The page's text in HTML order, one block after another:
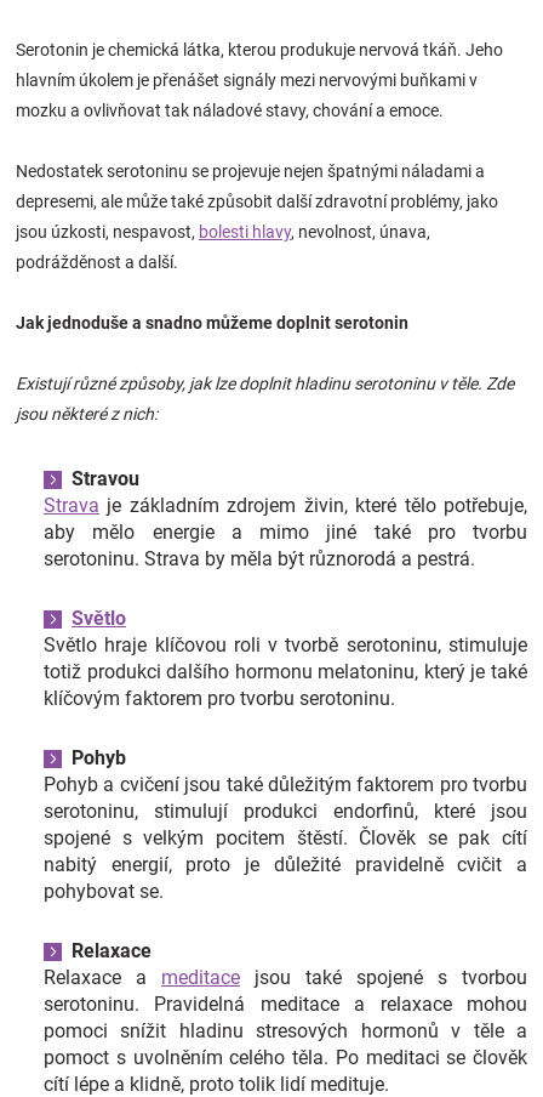
Blog
Hračkářství
Serotonin je chemická látka, kterou produkuje nervová tkáň. Jeho
hlavním úkolem je přenášet signály mezi nervovými buňkami v
mozku a ovlivňovat tak náladové stavy, chování a emoce.
Nedostatek serotoninu se projevuje nejen špatnými náladami a
depresemi, ale může také způsobit další zdravotní problémy, jako
jsou úzkosti, nespavost, bolesti hlavy, nevolnost, únava,
podrážděnost a další.
Jak jednoduše a snadno můžeme doplnit serotonin
Existují různé způsoby, jak lze doplnit hladinu serotoninu v těle. Zde
jsou některé z nich:
Stravou
Strava je základním zdrojem živin, které tělo potřebuje,
aby mělo energie a mimo jiné také pro tvorbu
serotoninu. Strava by měla být různorodá a pestrá.
Světlo
Světlo hraje klíčovou roli v tvorbě serotoninu, stimuluje
totiž produkci dalšího hormonu melatoninu, který je také
klíčovým faktorem pro tvorbu serotoninu.
Pohyb
Pohyb a cvičení jsou také důležitým faktorem pro tvorbu
serotoninu, stimulují produkci endorfinů, které jsou
spojené s velkým pocitem štěstí. Člověk se pak cítí
nabitý energií, proto je důležité pravidelně cvičit a
pohybovat se.
Relaxace
Relaxace a meditace jsou také spojené s tvorbou
serotoninu. Pravidelná meditace a relaxace mohou
pomoci snížit hladinu stresových hormonů v těle a
pomoct s uvolněním celého těla. Po meditaci se člověk
cítí lépe a klidně, proto tolik lidí medituje.